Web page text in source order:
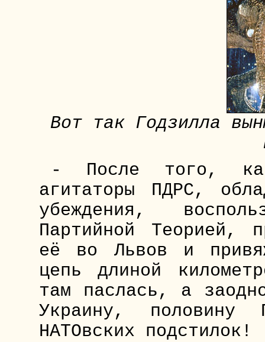
Вот так Годзилла
- После того,
агитаторы ПДРС,
убеждения,
Партийной Теорией,
её во Львов и
цепь длиной
там паслась, а
Украину, половину
НАТОвских подстилок!